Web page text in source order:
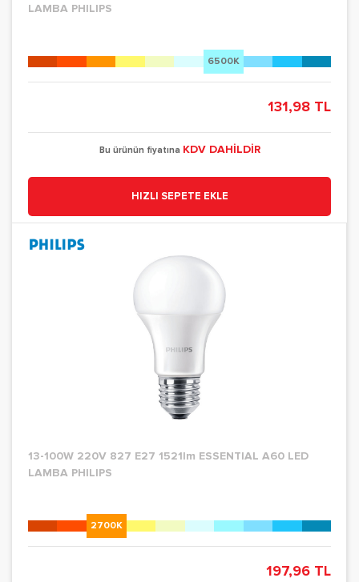
LAMBA PHILIPS
6500K
131,98 TL
Bu ürünün fiyatına KDV DAHİLDİR
HIZLI SEPETE EKLE
13-100W 220V 827 E27 1521lm ESSENTIAL A60 LED
LAMBA PHILIPS
2700K
197,96 TL